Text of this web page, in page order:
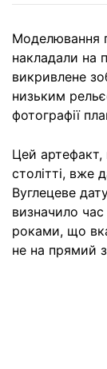
Моделювання
накладали на
викривлене
низьким
фотографії
Цей
столітті, вже
Вуглецеве
визначило
роками, що
не на прямий